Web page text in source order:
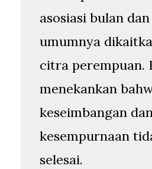
asosiasi bulan
umumnya
citra perempuan.
menekankan
keseimbangan
kesempurnaan
selesai.